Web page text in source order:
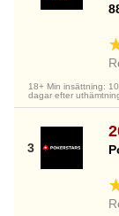
18+ Min insättning:
dagar efter